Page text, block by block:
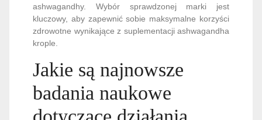
Jakie są najnowsze
badania naukowe
dotyczące działania
ashwagandha krople?
Ashwagandha, jako jedno z najbardziej znanych ziół